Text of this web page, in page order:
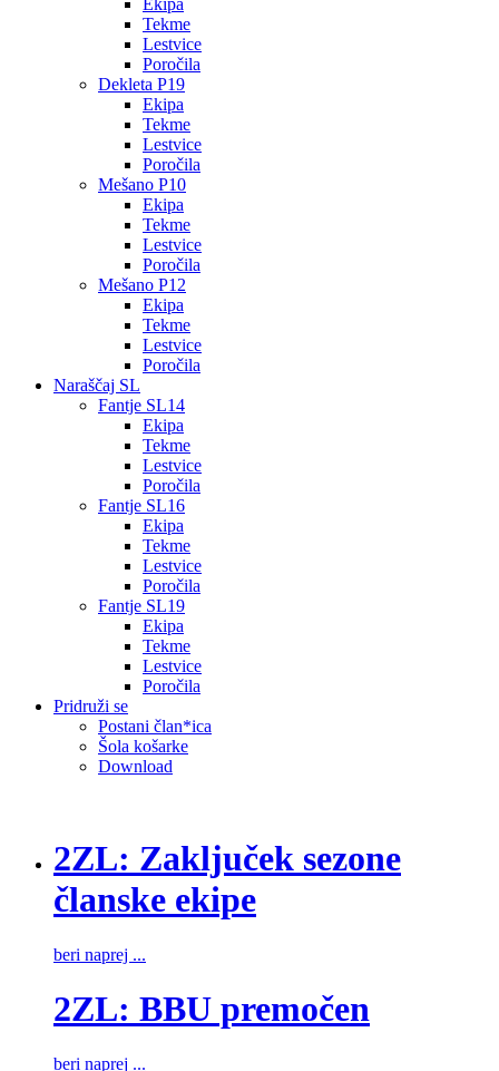
Ekipa
Tekme
Lestvice
Poročila
Dekleta P19
Ekipa
Tekme
Lestvice
Poročila
Mešano P10
Ekipa
Tekme
Lestvice
Poročila
Mešano P12
Ekipa
Tekme
Lestvice
Poročila
Naraščaj SL
Fantje SL14
Ekipa
Tekme
Lestvice
Poročila
Fantje SL16
Ekipa
Tekme
Lestvice
Poročila
Fantje SL19
Ekipa
Tekme
Lestvice
Poročila
Pridruži se
Postani član*ica
Šola košarke
Download
2ZL: Zaključek sezone
članske ekipe
beri naprej ...
2ZL: BBU premočen
beri naprej ...